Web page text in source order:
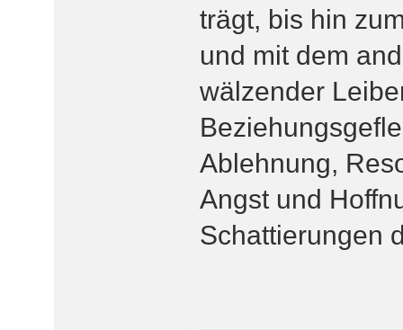
trägt, bis hin
und mit dem
wälzender
Ablehnung,
Angst und
Schattierungen